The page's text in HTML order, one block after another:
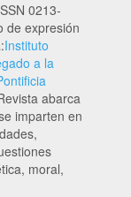
0213-
de expresión
Instituto
a la
abarca
imparten en
moral,